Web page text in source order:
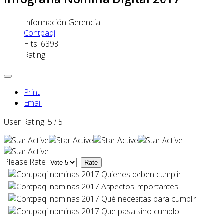
Información Gerencial
Contpaqi
Hits: 6398
Rating:
Print
Email
User Rating: 5 /5
Please Rate